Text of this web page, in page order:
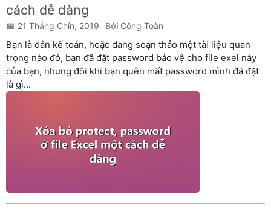
cách dễ dàng
21 Tháng Chín, 2019 Công Toàn
Bạn là dân kế toán, hoặc đang soạn thảo một tài liệu quan
trọng nào đó, bạn đã đặt password bảo vệ cho file exel này
của bạn, nhưng đôi khi bạn quên mất password mình đã đặt
là gì...